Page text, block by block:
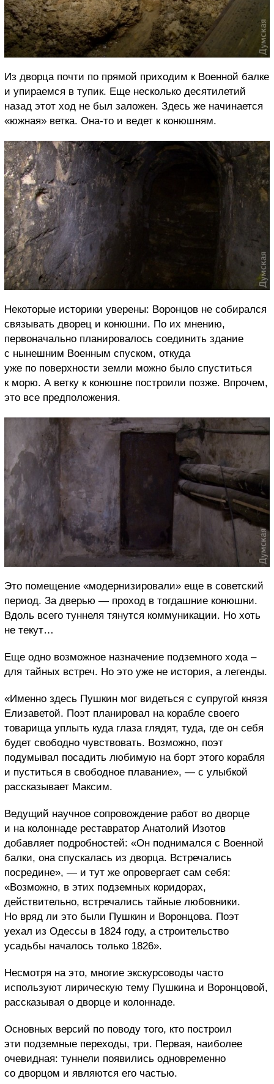
Из дворца почти по прямой приходим к Военной балке
и упираемся в тупик. Еще несколько десятилетий
назад этот ход не был заложен. Здесь же начинается
«южная» ветка. Она-то и ведет к конюшням.
Некоторые историки уверены: Воронцов не собирался
связывать дворец и конюшни. По их мнению,
первоначально планировалось соединить здание
с нынешним Военным спуском, откуда
уже по поверхности земли можно было спуститься
к морю. А ветку к конюшне построили позже. Впрочем,
это все предположения.
Это помещение «модернизировали» еще в советский
период. За дверью — проход в тогдашние конюшни.
Вдоль всего туннеля тянутся коммуникации. Но хоть
не текут…
Еще одно возможное назначение подземного хода –
для тайных встреч. Но это уже не история, а легенды.
«Именно здесь Пушкин мог видеться с супругой князя
Елизаветой. Поэт планировал на корабле своего
товарища уплыть куда глаза глядят, туда, где он себя
будет свободно чувствовать. Возможно, поэт
подумывал посадить любимую на борт этого корабля
и пуститься в свободное плавание», — с улыбкой
рассказывает Максим.
Ведущий научное сопровождение работ во дворце
и на колоннаде реставратор Анатолий Изотов
добавляет подробностей: «Он поднимался с Военной
балки, она спускалась из дворца. Встречались
посредине», — и тут же опровергает сам себя:
«Возможно, в этих подземных коридорах,
действительно, встречались тайные любовники.
Но вряд ли это были Пушкин и Воронцова. Поэт
уехал из Одессы в 1824 году, а строительство
усадьбы началось только 1826».
Несмотря на это, многие экскурсоводы часто
используют лирическую тему Пушкина и Воронцовой,
рассказывая о дворце и колоннаде.
Основных версий по поводу того, кто построил
эти подземные переходы, три. Первая, наиболее
очевидная: туннели появились одновременно
со дворцом и являются его частью.